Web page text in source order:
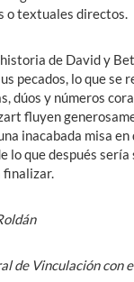
o textuales directos.
de David y
pecados, lo que se
dúos y números
fluyen
inacabada misa en
lo que después sería
finalizar.
de Vinculación con